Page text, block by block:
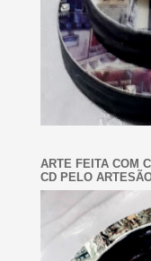
ARTE FEITA COM
CD PELO